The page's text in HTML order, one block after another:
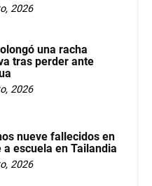
2026
una racha
tras perder ante
2026
nueve fallecidos en
a escuela en Tailandia
2026